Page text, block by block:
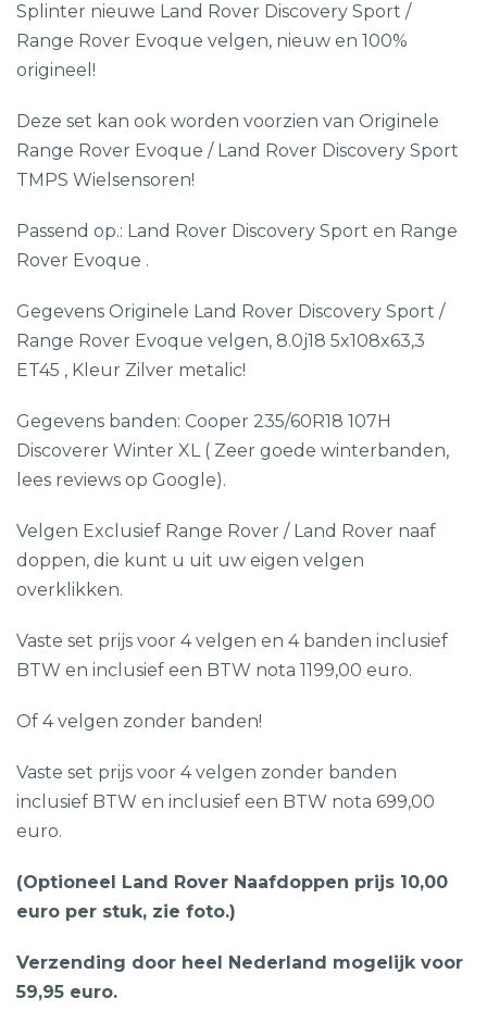
Splinter nieuwe Land Rover Discovery Sport /
Range Rover Evoque velgen, nieuw en 100%
origineel!
Deze set kan ook worden voorzien van Originele
Range Rover Evoque / Land Rover Discovery Sport
TMPS Wielsensoren!
Passend op.: Land Rover Discovery Sport en Range
Rover Evoque .
Gegevens Originele Land Rover Discovery Sport /
Range Rover Evoque velgen, 8.0j18 5x108x63,3
ET45 , Kleur Zilver metalic!
Gegevens banden: Cooper 235/60R18 107H
Discoverer Winter XL ( Zeer goede winterbanden,
lees reviews op Google).
Velgen Exclusief Range Rover / Land Rover naaf
doppen, die kunt u uit uw eigen velgen
overklikken.
Vaste set prijs voor 4 velgen en 4 banden inclusief
BTW en inclusief een BTW nota 1199,00 euro.
Of 4 velgen zonder banden!
Vaste set prijs voor 4 velgen zonder banden
inclusief BTW en inclusief een BTW nota 699,00
euro.
(Optioneel Land Rover Naafdoppen prijs 10,00
euro per stuk, zie foto.)
Verzending door heel Nederland mogelijk voor
59,95 euro.